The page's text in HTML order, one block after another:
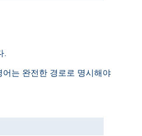
.
는 완전한 경로로 명시해야